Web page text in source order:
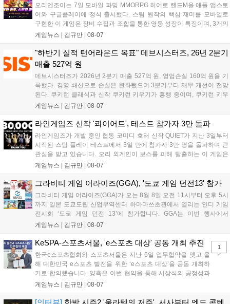
오리엔조이는 7일 모바일 파밍 MMORPG 히어로 랜드M을 애플 앱스토
어와 구글플레이에 정식 출시했다. 스팀 원작의 핵심 재미를 모바일로
구현한 이 게임은 장비 수집과 조합을 통한 영웅 성장이 특징이며, 3개의
무기 스킬을 활용한 전략적 전투와 길드전 등 다양한 콘텐츠를 제공한
혜택을 지급하며, 상세 내용은 공식 라운지에서 확인할 수 있다. 이용자
는 게임 접속 및 주요 콘텐츠 플레이를 통해 성장을 지원받을 수 있다....
게임뉴스 | 김규만 | 08-07
"하반기 실적 턴어라운드 목표" 데브시스터즈, 26년 2분기
매출 527억 원
데브시스터즈가 2026년 2분기 매출 527억 원, 영업손실 160억 원을 기
록했다. 경영 쇄신으로 손실은 완화됐으며 3분기부터 재무 개선이 전망
된다. 쿠키런 클래식과 신작 쿠키런 키우기가 흥행 중이며, 쿠키런 키우
기는 13일 첫 업데이트를 시작으로 2주 간격의 콘텐츠를 제공한다. 또한
이다. 회사는 비용 효율화와 신작 흥행을 통해 하반기 실적 턴어라운드
게임뉴스 | 김규만 | 08-07
라인게임즈 신작 '콰이어트', 테스트 참가자 3만 돌파
라인게임즈가 개발 중인 협동 코미디 호러 신작 QUIET가 지난 3일부터
시작된 스팀 플레이 테스트에서 3일 만에 참가자 3만 명을 돌파하며 큰
관심을 받고 있습니다. 오리 외계인이 보스를 피해 탈출하는 이 게임은
최대 4인 협동을 지원하며, 소음 관리와 물리 법칙을 활용한 전략적 플레
을 개선 중이며, 상세 정보는 스팀 페이지에서 확인 가능합니다....
게임뉴스 | 김규만 | 08-07
그라비티 게임 어라이즈(GGA), '도쿄 게임 던전13' 참가
그라비티 게임 어라이즈(GGA)가 오는 8월 8일 오전 11시부터 오후 5시
까지 일본 도쿄도립 산업무역센터 하마마쓰초관에서 열리는 인디 게임
전시회 ‘도쿄 게임 던전 13’에 참가합니다. GGA는 이번 행사에서
‘JALECO ARCADE COLLECTION’ 시리즈의 미공개 작품 12종을 최초
입니다. 시연 참여 관람객에게는 선착순으로 특별 굿즈를 증정하며, 인
게임뉴스 | 김규만 | 08-07
KeSPA-스포츠서울, 'e스포츠 대상' 공동 개최 추진
한국e스포츠협회와 스포츠서울은 지난 6일 업무협약을 맺고 올
해 대한민국 e스포츠 발전을 위한 ‘e스포츠 대상’을 공동 개최하
기로 합의했습니다. 양측은 이번 협약을 통해 시상식의 공정성과
전문성을 강화하고 MZ세대를 겨냥한 미디어 영향력을 확대해 e
김영만 회장은 10년 만에 재추진되는 이번 시상식이 e스포츠의
게임뉴스 | 김규만 | 08-07
1
[인터뷰] 한밤 시즌2 '울라텍의 저주', 서사부터 엔드 콘텐